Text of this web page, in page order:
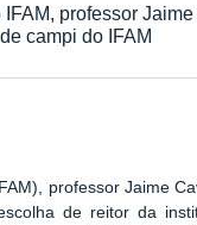
professor
campi do IFAM
professor Jaime
de reitor da